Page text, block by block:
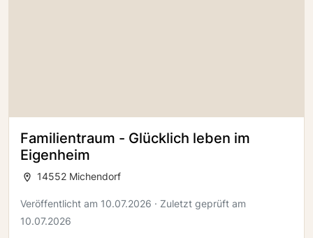
Familientraum - Glücklich leben im
Eigenheim
14552 Michendorf
Veröffentlicht am 10.07.2026 · Zuletzt geprüft am
10.07.2026